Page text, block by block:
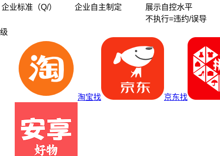
企业标准（Q/） 企业自主制定
展示自控水平
不执行=违约/误导
级
淘宝找 京东找